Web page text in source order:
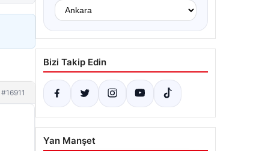
#16911
Bizi Takip Edin
Yan Manşet